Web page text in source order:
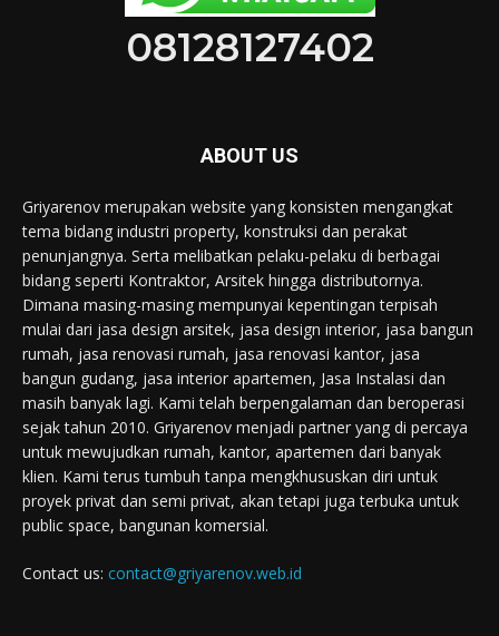
08128127402
ABOUT US
Griyarenov merupakan website yang konsisten mengangkat
tema bidang industri property, konstruksi dan perakat
penunjangnya. Serta melibatkan pelaku-pelaku di berbagai
bidang seperti Kontraktor, Arsitek hingga distributornya.
Dimana masing-masing mempunyai kepentingan terpisah
mulai dari jasa design arsitek, jasa design interior, jasa bangun
rumah, jasa renovasi rumah, jasa renovasi kantor, jasa
bangun gudang, jasa interior apartemen, Jasa Instalasi dan
masih banyak lagi. Kami telah berpengalaman dan beroperasi
sejak tahun 2010. Griyarenov menjadi partner yang di percaya
untuk mewujudkan rumah, kantor, apartemen dari banyak
klien. Kami terus tumbuh tanpa mengkhususkan diri untuk
proyek privat dan semi privat, akan tetapi juga terbuka untuk
public space, bangunan komersial.
Contact us: contact@griyarenov.web.id